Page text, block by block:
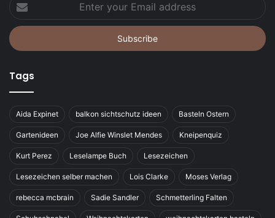
your
Email
address
Tags
Aida Expinet balkon sichtschutz ideen Basteln Ostern
Gartenideen Joe Alfie Winslet Mendes Kneipenquiz
Kurt Perez Leselampe Buch Lesezeichen
Lesezeichen selber machen Lois Clarke Moses Verlag
rebecca mcbrain Sadie Sandler Schmetterling Falten